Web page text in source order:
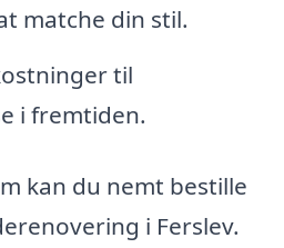
matche din stil.
til
i fremtiden.
kan du nemt bestille
i Ferslev.